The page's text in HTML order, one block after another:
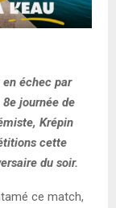
échec par
journée de
Krépin
cette
du soir.
ce match,